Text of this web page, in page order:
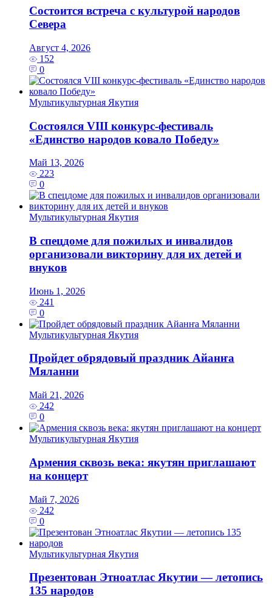
Состоится встреча с культурой народов
Севера
Август 4, 2026
152
0
Мультикультурная Якутия
Состоялся VIII конкурс-фестиваль
«Единство народов ковало Победу»
Май 13, 2026
223
0
Мультикультурная Якутия
В спецдоме для пожилых и инвалидов
организовали викторину для их детей и
внуков
Июнь 1, 2026
241
0
Мультикультурная Якутия
Пройдет обрядовый праздник Айанҥа
Мяланни
Май 21, 2026
242
0
Мультикультурная Якутия
Армения сквозь века: якутян приглашают
на концерт
Май 7, 2026
242
0
Мультикультурная Якутия
Презентован Этноатлас Якутии — летопись
135 народов